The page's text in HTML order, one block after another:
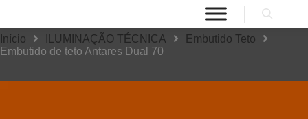
Início ILUMINAÇÃO TÉCNICA
Embutido Teto
Embutido de teto Antares Dual 70